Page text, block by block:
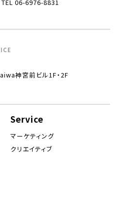
TEL 06-6976-8831
神宮前ビル1F・2F
Service
マーケティング
クリエイティブ